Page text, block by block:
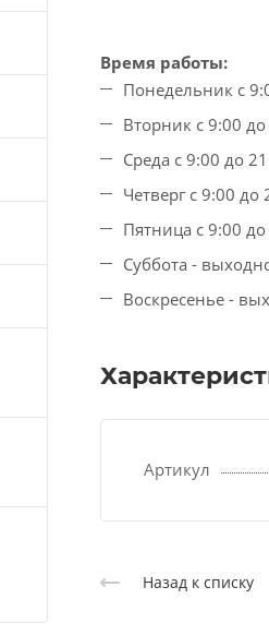
Время работы:
Понедельник с
Вторник с 9:00
Среда с 9:00 до
Четверг с 9:00 до
Пятница с 9:00
Суббота -
Воскресенье -
Артикул
Назад к списку